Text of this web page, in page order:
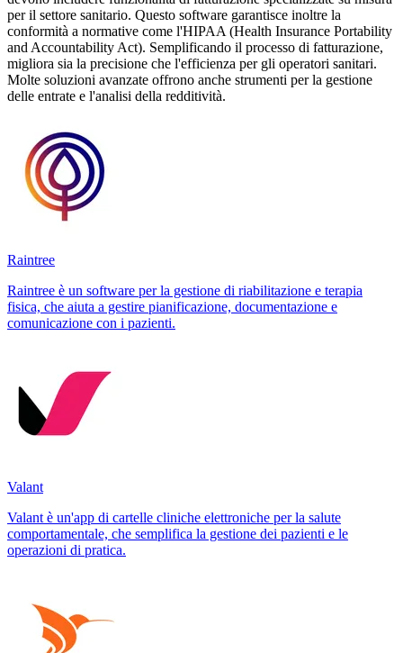
per il settore sanitario. Questo software garantisce inoltre la
conformità a normative come l'HIPAA (Health Insurance Portability
and Accountability Act). Semplificando il processo di fatturazione,
migliora sia la precisione che l'efficienza per gli operatori sanitari.
Molte soluzioni avanzate offrono anche strumenti per la gestione
delle entrate e l'analisi della redditività.
Raintree
Raintree è un software per la gestione di riabilitazione e terapia
fisica, che aiuta a gestire pianificazione, documentazione e
comunicazione con i pazienti.
Valant
Valant è un'app di cartelle cliniche elettroniche per la salute
comportamentale, che semplifica la gestione dei pazienti e le
operazioni di pratica.